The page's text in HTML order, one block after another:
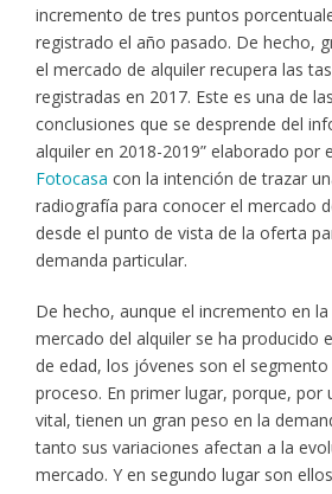
incremento de tres puntos
registrado el año pasado. De hecho,
el mercado de alquiler recupera las
registradas en 2017. Este es una de
conclusiones que se desprende del
alquiler en 2018-2019” elaborado por
Fotocasa con la intención de trazar
radiografía para conocer el mercado
desde el punto de vista de la oferta
demanda particular.
De hecho, aunque el incremento en
mercado del alquiler se ha producido
de edad, los jóvenes son el
proceso. En primer lugar, porque, por
vital, tienen un gran peso en la
tanto sus variaciones afectan a la
mercado. Y en segundo lugar son